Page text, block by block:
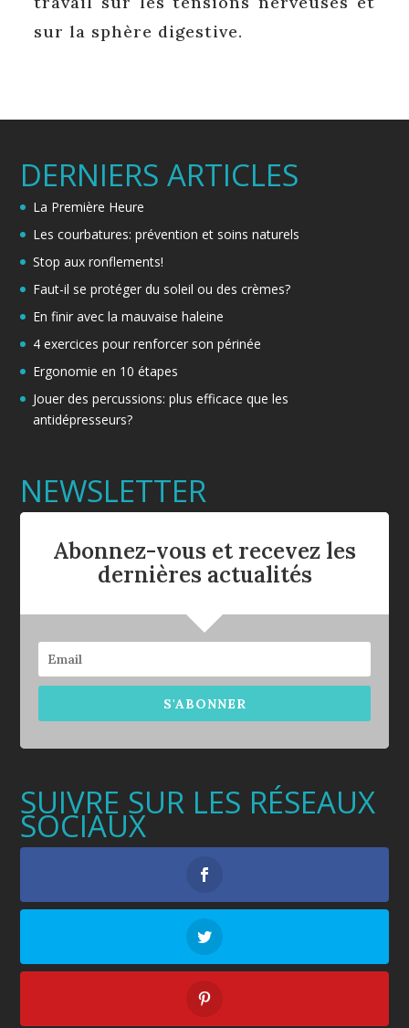
sur la sphère digestive.
DERNIERS ARTICLES
La Première Heure
Les courbatures: prévention et soins naturels
Stop aux ronflements!
Faut-il se protéger du soleil ou des crèmes?
En finir avec la mauvaise haleine
4 exercices pour renforcer son périnée
Ergonomie en 10 étapes
Jouer des percussions: plus efficace que les
antidépresseurs?
NEWSLETTER
Abonnez-vous et recevez les
dernières actualités
S'ABONNER
SUIVRE SUR LES RÉSEAUX
SOCIAUX